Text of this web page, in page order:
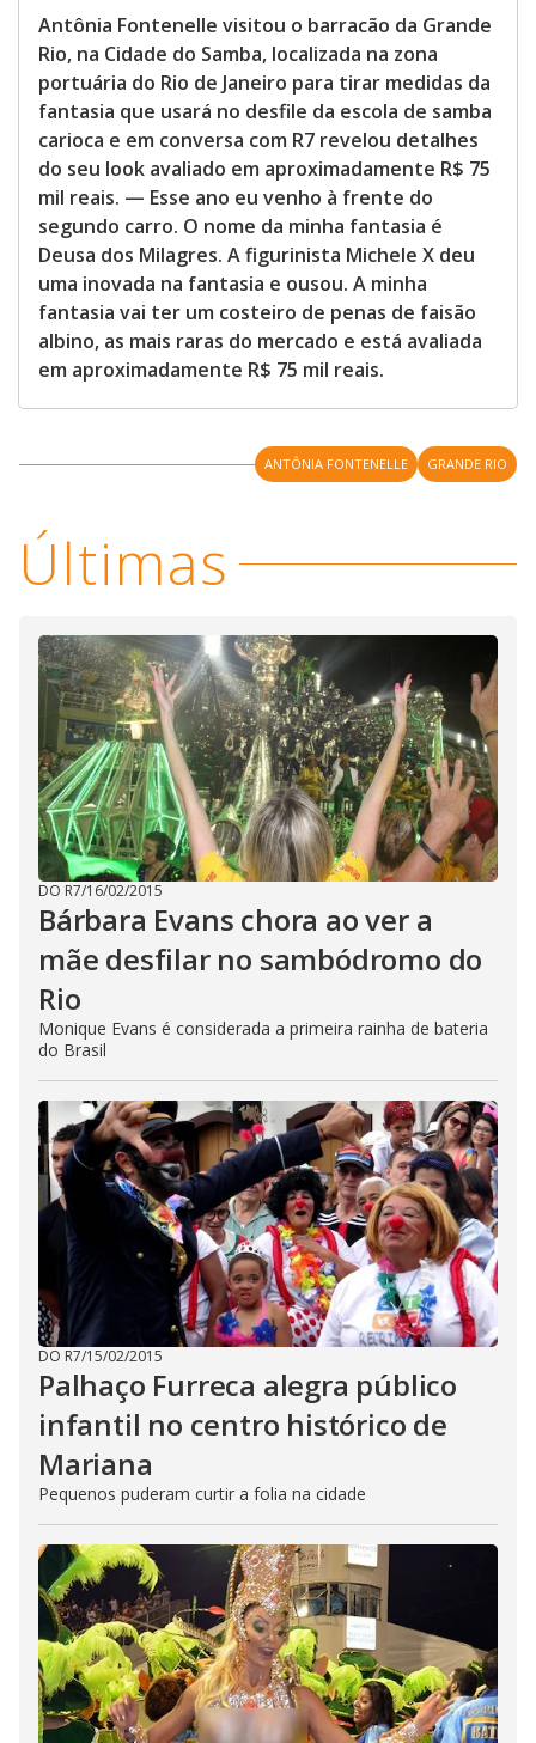
Antônia Fontenelle visitou o barracão da Grande
Rio, na Cidade do Samba, localizada na zona
portuária do Rio de Janeiro para tirar medidas da
fantasia que usará no desfile da escola de samba
carioca e em conversa com R7 revelou detalhes
do seu look avaliado em aproximadamente R$ 75
mil reais. — Esse ano eu venho à frente do
segundo carro. O nome da minha fantasia é
Deusa dos Milagres. A figurinista Michele X deu
uma inovada na fantasia e ousou. A minha
fantasia vai ter um costeiro de penas de faisão
albino, as mais raras do mercado e está avaliada
em aproximadamente R$ 75 mil reais.
ANTÔNIA FONTENELLE GRANDE RIO
Últimas
DO R7/16/02/2015
Bárbara Evans chora ao ver a
mãe desfilar no sambódromo do
Rio
Monique Evans é considerada a primeira rainha de bateria
do Brasil
DO R7/15/02/2015
Palhaço Furreca alegra público
infantil no centro histórico de
Mariana
Pequenos puderam curtir a folia na cidade